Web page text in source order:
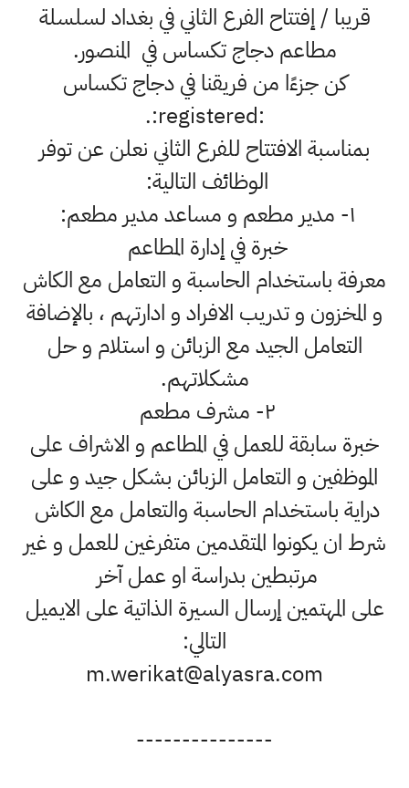
قريبا / إفتتاح الفرع الثاني في بغداد لسلسلة
مطاعم دجاج تكساس في المنصور.
كن جزءًا من فريقنا في دجاج تكساس
:registered:.
بمناسبة الافتتاح للفرع الثاني نعلن عن توفر
الوظائف التالية:
١- مدير مطعم و مساعد مدير مطعم:
خبرة في إدارة المطاعم
معرفة باستخدام الحاسبة و التعامل مع الكاش
و المخزون و تدريب الافراد و ادارتهم ، بالإضافة
التعامل الجيد مع الزبائن و استلام و حل
مشكلاتهم.
٢- مشرف مطعم
خبرة سابقة للعمل في المطاعم و الاشراف على
الموظفين و التعامل الزبائن بشكل جيد و على
دراية باستخدام الحاسبة والتعامل مع الكاش
شرط ان يكونوا المتقدمين متفرغين للعمل و غير
مرتبطين بدراسة او عمل آخر
على المهتمين إرسال السيرة الذاتية على الايميل
التالي:
m.werikat@alyasra.com
---------------